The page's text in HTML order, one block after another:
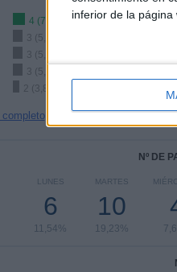
inferior de la página
4 (7,69%)
3 (5,77%)
3 (5,77%)
3 (5,77%)
2 (3,85%)
completo
Nº DE
LUNES
6
11,54%
MARTES
10
19,23%